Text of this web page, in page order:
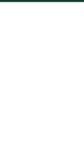
Hoe Leaftide werkt